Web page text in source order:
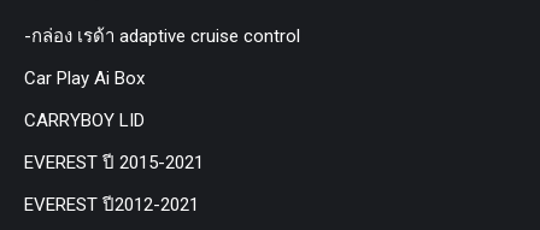
-กล่อง เรด้า adaptive cruise control
Car Play Ai Box
CARRYBOY LID
EVEREST ปี 2015-2021
EVEREST ปี2012-2021